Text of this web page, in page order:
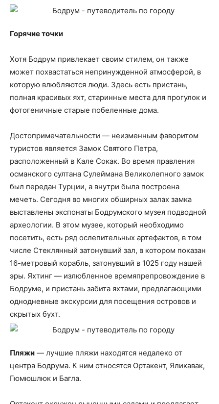
Горячие точки
Хотя Бодрум привлекает своим стилем, он также
может похвастаться непринужденной атмосферой, в
которую влюбляются люди. Здесь есть пристань,
полная красивых яхт, старинные места для прогулок и
фотогеничные старые побеленные дома.
Достопримечательности — неизменным фаворитом
туристов является Замок Святого Петра,
расположенный в Кале Сокак. Во время правления
османского султана Сулеймана Великолепного замок
был передан Турции, а внутри была построена
мечеть. Сегодня во многих обширных залах замка
выставлены экспонаты Бодрумского музея подводной
археологии. В этом музее, который необходимо
посетить, есть ряд ослепительных артефактов, в том
числе Стеклянный затонувший зал, в котором показан
16-метровый корабль, затонувший в 1025 году нашей
эры. Яхтинг — излюбленное времяпрепровождение в
Бодруме, и пристань забита яхтами, предлагающими
однодневные экскурсии для посещения островов и
скрытых бухт.
Пляжи — лучшие пляжи находятся недалеко от
центра Бодрума. К ним относятся Ортакент, Яликавак,
Гюмюшлюк и Багла.